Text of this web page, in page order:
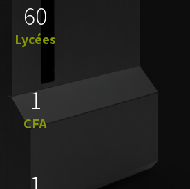
60
Lycées
1
CFA